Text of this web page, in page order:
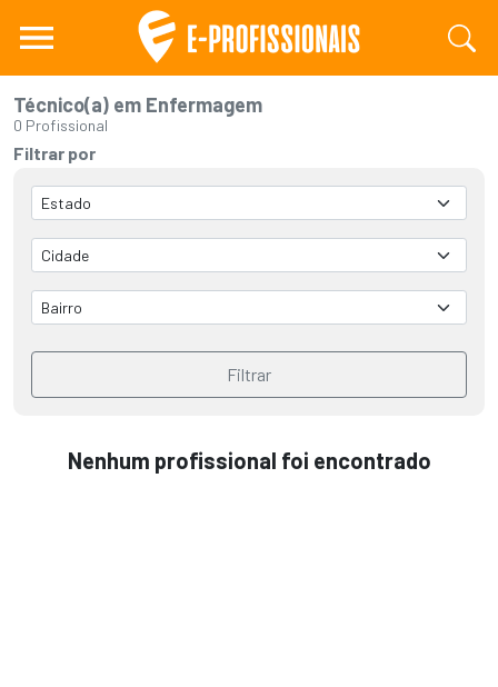
Técnico(a) em Enfermagem
0 Profissional
Filtrar por
Filtrar
Nenhum profissional foi encontrado